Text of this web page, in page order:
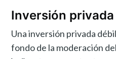
Inversión
Una inversión privada
fondo de la moderación